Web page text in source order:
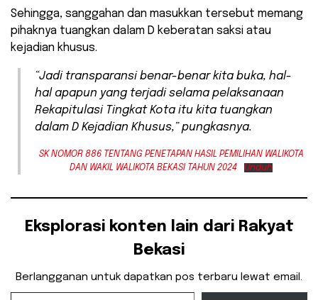
Sehingga, sanggahan dan masukkan tersebut memang
pihaknya tuangkan dalam D keberatan saksi atau
kejadian khusus.
“Jadi transparansi benar-benar kita buka, hal-
hal apapun yang terjadi selama pelaksanaan
Rekapitulasi Tingkat Kota itu kita tuangkan
dalam D Kejadian Khusus,” pungkasnya.
SK NOMOR 886 TENTANG PENETAPAN HASIL PEMILIHAN WALIKOTA
DAN WAKIL WALIKOTA BEKASI TAHUN 2024
Unduh
Eksplorasi konten lain dari Rakyat
Bekasi
Berlangganan untuk dapatkan pos terbaru lewat email.
Ketikkan email Anda...